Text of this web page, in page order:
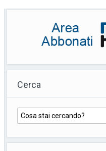
Cerca